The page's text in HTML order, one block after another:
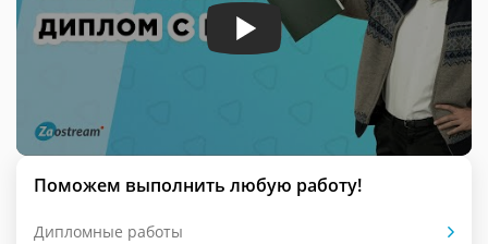
Поможем выполнить любую работу!
Дипломные работы